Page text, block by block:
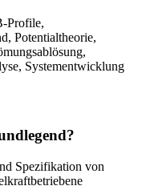
Profile,
Potentialtheorie,
Systementwicklung
Spezifikation von